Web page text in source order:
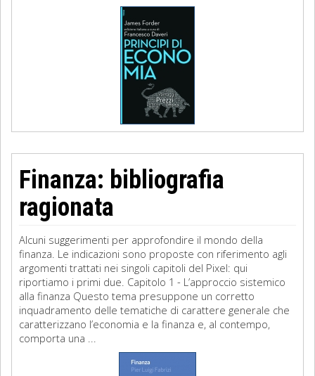
Finanza: bibliografia
ragionata
Alcuni suggerimenti per approfondire il mondo della
finanza. Le indicazioni sono proposte con riferimento agli
argomenti trattati nei singoli capitoli del Pixel: qui
riportiamo i primi due. Capitolo 1 - L’approccio sistemico
alla finanza Questo tema presuppone un corretto
inquadramento delle tematiche di carattere generale che
caratterizzano l’economia e la finanza e, al contempo,
comporta una ...